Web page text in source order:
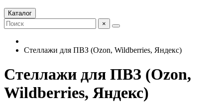
Каталог
×
Стеллажи для ПВЗ (Ozon, Wildberries, Яндекс)
Стеллажи для ПВЗ (Ozon,
Wildberries, Яндекс)